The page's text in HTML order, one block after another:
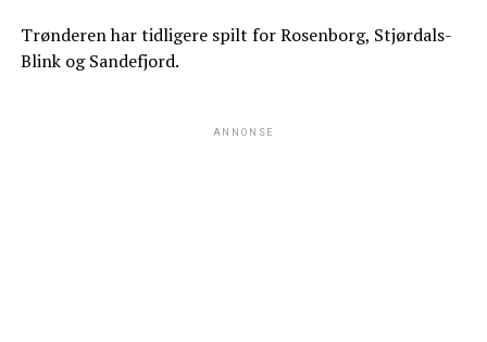
Trønderen har tidligere spilt for Rosenborg, Stjørdals-
Blink og Sandefjord.
ANNONSE